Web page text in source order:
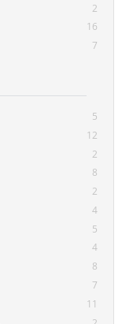
2
16
7
5
12
2
8
2
4
5
4
8
7
11